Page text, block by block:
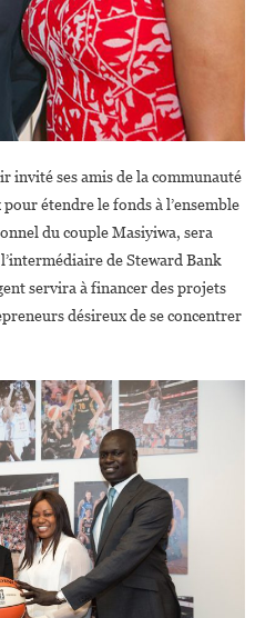
invité ses amis de la communauté
étendre le fonds à l’ensemble
du couple Masiyiwa, sera
de Steward Bank
servira à financer des projets
désireux de se concentrer